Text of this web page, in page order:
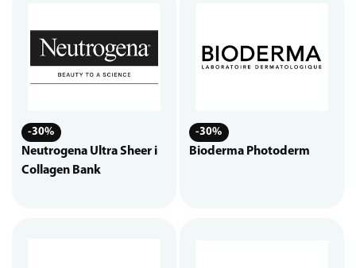
-30%
Neutrogena Ultra Sheer i
Collagen Bank
-30%
Bioderma Photoderm